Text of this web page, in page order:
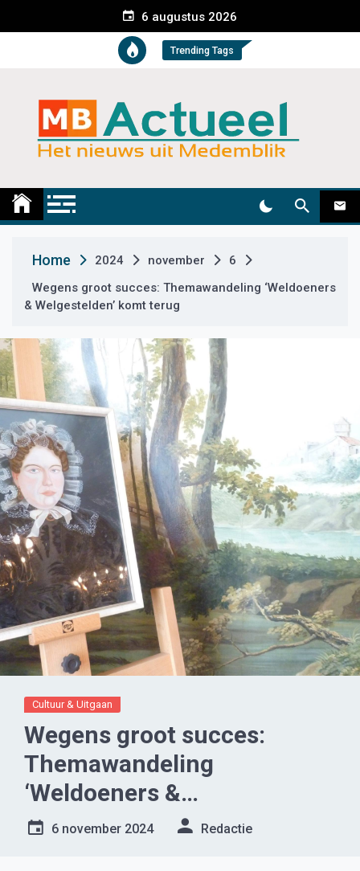
e
t
6 augustus 2026
Trending Tags
Medemblik Actueel
Home 2024 november
6
Wegens groot succes: Themawandeling ‘Weldoeners
& Welgestelden’ komt terug
Cultuur & Uitgaan
Wegens groot succes:
Themawandeling
‘Weldoeners &
Welgestelden’ komt terug
6 november 2024 Redactie